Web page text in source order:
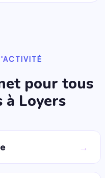
pour tous
à Loyers
→